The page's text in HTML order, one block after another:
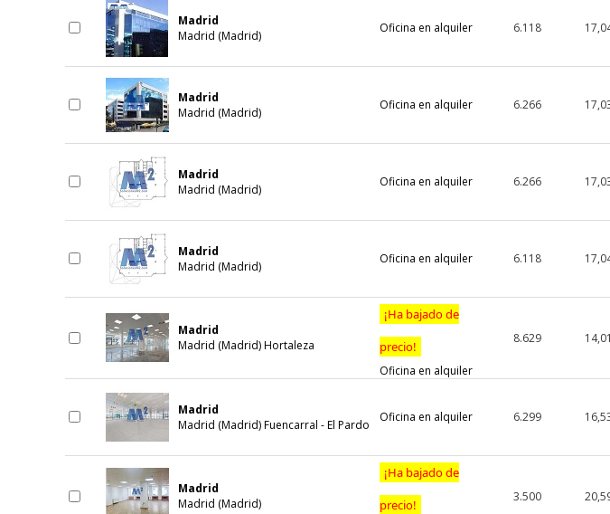
Madrid
Madrid (Madrid)
Oficina en alquiler 6.118
Madrid
Madrid (Madrid)
Oficina en alquiler 6.266
Madrid
Madrid (Madrid)
Oficina en alquiler 6.266
Madrid
Madrid (Madrid)
Oficina en alquiler 6.118
Madrid
Madrid (Madrid) Hortaleza
¡Ha bajado de
precio!
Oficina en alquiler
8.629 14,01
Madrid
Madrid (Madrid) Fuencarral - El Pardo
Oficina en alquiler 6.299
Madrid
Madrid (Madrid)
¡Ha bajado de
precio!
3.500